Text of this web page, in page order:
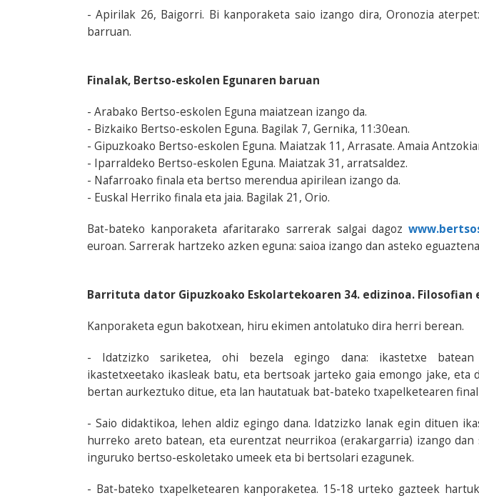
- Apirilak 26, Baigorri. Bi kanporaketa saio izango dira, Oronozia
barruan.
Finalak, Bertso-eskolen Egunaren baruan
- Arabako Bertso-eskolen Eguna maiatzean izango da.
- Bizkaiko Bertso-eskolen Eguna. Bagilak 7, Gernika, 11:30ean.
- Gipuzkoako Bertso-eskolen Eguna. Maiatzak 11, Arrasate. Amaia
- Iparraldeko Bertso-eskolen Eguna. Maiatzak 31, arratsaldez.
- Nafarroako finala eta bertso merendua apirilean izango da.
- Euskal Herriko finala eta jaia. Bagilak 21, Orio.
Bat-bateko kanporaketa afaritarako sarrerak salgai dagoz
euroan. Sarrerak hartzeko azken eguna: saioa izango dan asteko
Barrituta dator Gipuzkoako Eskolartekoaren 34. edizinoa.
Kanporaketa egun bakotxean, hiru ekimen antolatuko dira herri berean.
- Idatzizko sariketea, ohi bezela egingo dana: ikastetxe batean
ikastetxeetako ikasleak batu, eta bertsoak jarteko gaia emongo jake, eta
bertan aurkeztuko ditue, eta lan hautatuak bat-bateko txapelketearen
- Saio didaktikoa, lehen aldiz egingo dana. Idatzizko lanak egin dituen
hurreko areto batean, eta eurentzat neurrikoa (erakargarria) izango dan
inguruko bertso-eskoletako umeek eta bi bertsolari ezagunek.
- Bat-bateko txapelketearen kanporaketea. 15-18 urteko gazteek